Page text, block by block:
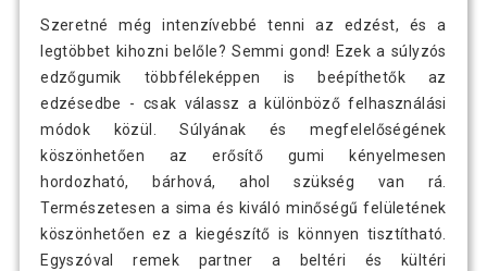
Szeretné még intenzívebbé tenni az edzést, és a
legtöbbet kihozni belőle? Semmi gond! Ezek a súlyzós
edzőgumik többféleképpen is beépíthetők az
edzésedbe - csak válassz a különböző felhasználási
módok közül. Súlyának és megfelelőségének
köszönhetően az erősítő gumi kényelmesen
hordozható, bárhová, ahol szükség van rá.
Természetesen a sima és kiváló minőségű felületének
köszönhetően ez a kiegészítő is könnyen tisztítható.
Egyszóval remek partner a beltéri és kültéri